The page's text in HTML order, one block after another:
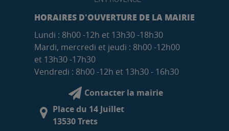
HORAIRES D'OUVERTURE DE LA MAIRIE
Lundi : 8h00 -12h et 13h30 -18h30
Mardi, mercredi et jeudi : 8h00 -12h00
et 13h30 -17h30
Vendredi : 8h00 -12h et 13h30 - 16h30
Contacter la mairie
Place du 14 Juillet
13530 Trets